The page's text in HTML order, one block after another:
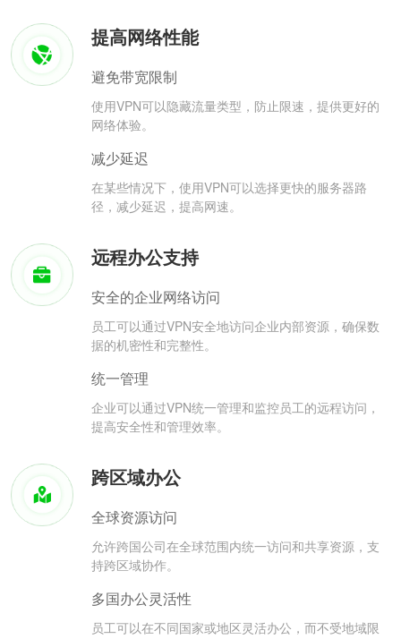
提高网络性能
避免带宽限制
使用VPN可以隐藏流量类型，防止限速，提供更好的
网络体验。
减少延迟
在某些情况下，使用VPN可以选择更快的服务器路
径，减少延迟，提高网速。
远程办公支持
安全的企业网络访问
员工可以通过VPN安全地访问企业内部资源，确保数
据的机密性和完整性。
统一管理
企业可以通过VPN统一管理和监控员工的远程访问，
提高安全性和管理效率。
跨区域办公
全球资源访问
允许跨国公司在全球范围内统一访问和共享资源，支
持跨区域协作。
多国办公灵活性
员工可以在不同国家或地区灵活办公，而不受地域限